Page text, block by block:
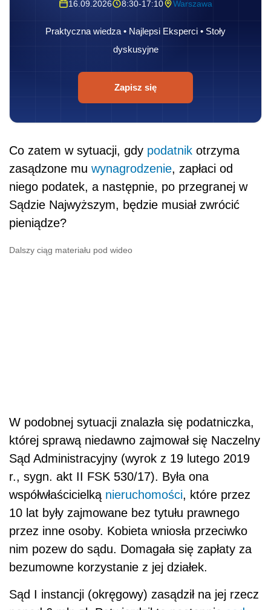
16.09.2026 8:30-17:10 Warszawa
Praktyczna wiedza • Najlepsi Eksperci • Stoły
dyskusyjne
Zapisz się
Co zatem w sytuacji, gdy podatnik otrzyma
zasądzone mu wynagrodzenie, zapłaci od
niego podatek, a następnie, po przegranej w
Sądzie Najwyższym, będzie musiał zwrócić
pieniądze?
Dalszy ciąg materiału pod wideo
W podobnej sytuacji znalazła się podatniczka,
której sprawą niedawno zajmował się Naczelny
Sąd Administracyjny (wyrok z 19 lutego 2019
r., sygn. akt II FSK 530/17). Była ona
współwłaścicielką nieruchomości, które przez
10 lat były zajmowane bez tytułu prawnego
przez inne osoby. Kobieta wniosła przeciwko
nim pozew do sądu. Domagała się zapłaty za
bezumowne korzystanie z jej działek.
Sąd I instancji (okręgowy) zasądził na jej rzecz